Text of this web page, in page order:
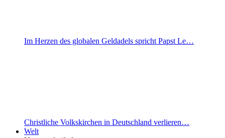
Im Herzen des globalen Geldadels spricht Papst Le…
Christliche Volkskirchen in Deutschland verlieren…
Welt